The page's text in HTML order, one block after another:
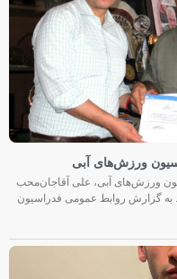
ورزش‌های آبی
ورزش‌های آبی، علی آقاجان‌محب
گزارش روابط عمومی فدراسیون